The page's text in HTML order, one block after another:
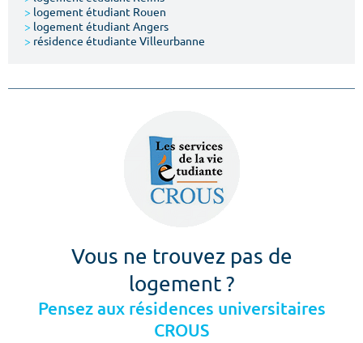
> logement étudiant Rouen
> logement étudiant Angers
> résidence étudiante Villeurbanne
Vous ne trouvez pas de
logement ?
Pensez aux résidences universitaires
CROUS